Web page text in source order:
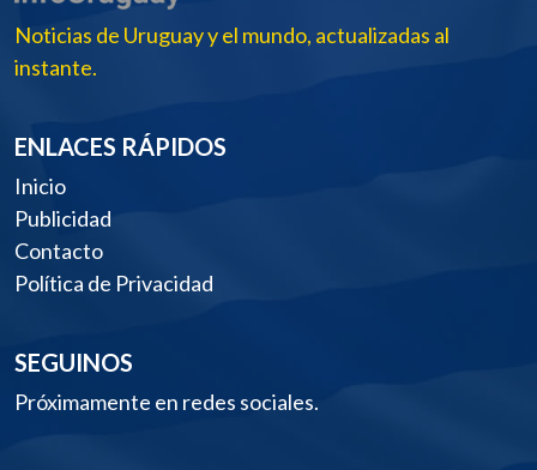
Noticias de Uruguay y el mundo, actualizadas al
instante.
ENLACES RÁPIDOS
Inicio
Publicidad
Contacto
Política de Privacidad
SEGUINOS
Próximamente en redes sociales.